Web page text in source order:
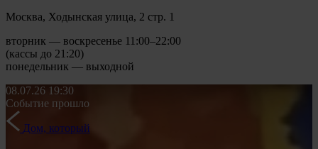
Москва, Ходынская улица, 2 стр. 1
вторник — воскресенье 11:00–22:00
(кассы до 21:20)
понедельник — выходной
08.07.26 19:30
Событие прошло
Дом, который